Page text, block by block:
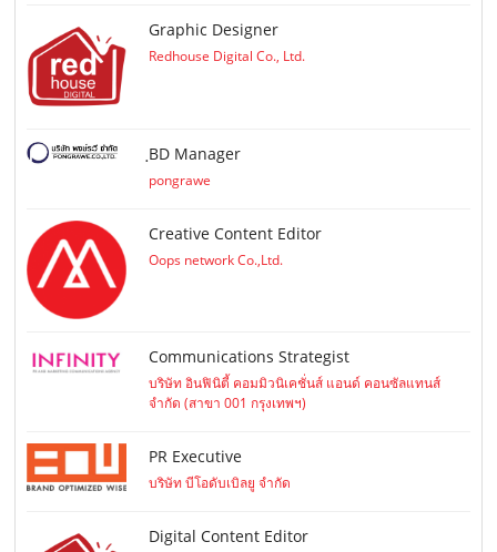
Graphic Designer
Redhouse Digital Co., Ltd.
ฺBD Manager
pongrawe
Creative Content Editor
Oops network Co.,Ltd.
Communications Strategist
บริษัท อินฟินิตี้ คอมมิวนิเคชั่นส์ แอนด์ คอนซัลแทนส์
จำกัด (สาขา 001 กรุงเทพฯ)
PR Executive
บริษัท บีโอดับเบิลยู จำกัด
Digital Content Editor